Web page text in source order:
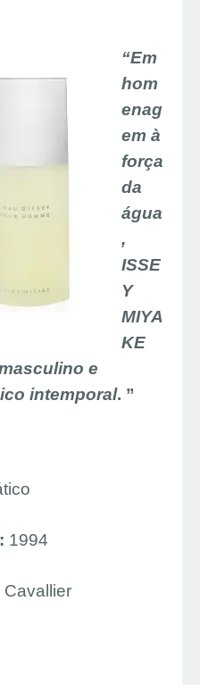
“Em
hom
enag
em à
força
da
água
,
ISSE
Y
MIYA
KE
e
intemporal. ”
1994